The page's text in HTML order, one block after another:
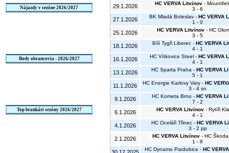
Nájazdy v sezóne 2026/2027
Body obrancovia - 2026/2027
Top brankári sezóny 2026/2027
29.1.2026 HC VERVA Litvínov -
3 - 6
27.1.2026 BK Mladá Boleslav - HC VERVA
1 - 0
25.1.2026 HC VERVA Litvínov- HC
3 - 5
18.1.2026 Bílí Tygři Liberec - HC VERVA
4 - 1
16.1.2026 HC Vítkovice Steel - HC VERVA
4 - 1
13.1.2026 HC Sparta Praha - HC VERVA
5 - 1
11.1.2026 HC Energie Karlovy Vary - HC
3 - 4 sn
9.1.2026 HC Kometa Brno - HC VERVA
7 - 2
6.1.2026 HC VERVA Litvínov - Rytíři
4 - 1
4.1.2026 HC Oceláři Třinec - HC VERVA
3 - 2 pp
2.1.2026 HC VERVA Litvínov- HC Škoda
1 - 8
HC Dynamo Pardubice - HC